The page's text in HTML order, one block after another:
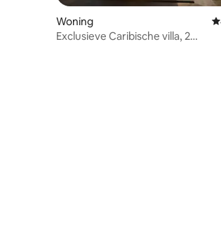
Woning
Exclusieve Caribische villa, 2